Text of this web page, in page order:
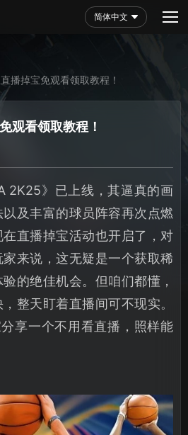
简体中文
播掉宝免观看领取教程！
观看领取教程！
2K25》已上线，其逼真的画
及丰富的球员阵容再次点燃
直播掉宝活动也开启了，对
来说，这无疑是一个获取稀
的绝佳机会。但咱们都懂，
整天盯着直播间可不现实。
享一个不用看直播，照样能